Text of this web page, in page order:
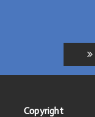
Copyright